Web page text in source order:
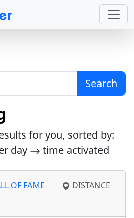
Search
for you, sorted by:
day time activated
OF FAME
DISTANCE